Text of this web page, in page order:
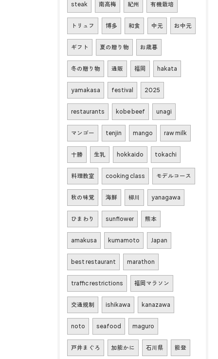
steak 南高梅 紀州 有機栽培
トリュフ 博多 和食 中元 お中元
ギフト 夏の贈り物 お歳暮
冬の贈り物 通販 福岡 hakata
yamakasa festival 2025
restaurants kobe beef unagi
マンゴー tenjin mango raw milk
十勝 生乳 hokkaido tokachi
料理教室 cooking class モデルコース
秋の味覚 海鮮 柳川 yanagawa
ひまわり sunflower 熊本
amakusa kumamoto Japan
best restaurant marathon
traffic restrictions 福岡マラソン
交通規制 ishikawa kanazawa
noto seafood maguro
戸井まぐろ 加能かに 石川県 能登